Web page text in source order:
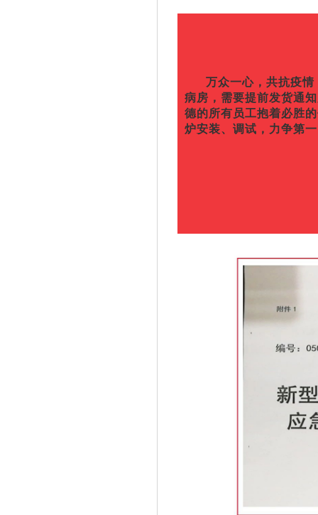
万众一心，共抗疫情
病房，需要提前发货通
德的所有员工抱着必胜
炉安装、调试，力争第